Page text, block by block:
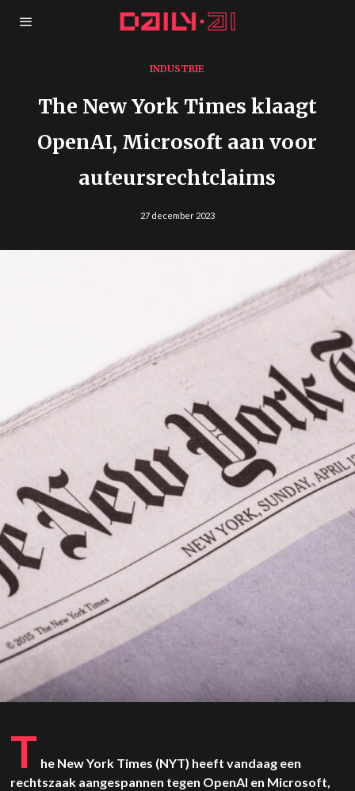
INDUSTRIE
The New York Times klaagt
OpenAI, Microsoft aan voor
auteursrechtclaims
27 december 2023
T he New York Times (NYT) heeft vandaag een
rechtszaak aangespannen tegen OpenAI en Microsoft,